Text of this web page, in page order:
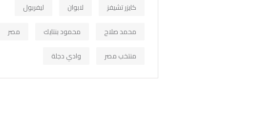
كايزر تشيفز
لابوان
ليفربول
محمد صلاح
محمود بنتايك
مصر
منتخب مصر
وادي دجلة